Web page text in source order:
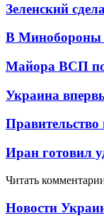
Зеленский
В Минобороны
Майора ВСП
Украина
Иран готовил
Читать
Новости